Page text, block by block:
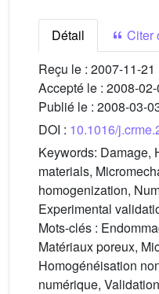
Détail
Citer
Reçu le : 2007-11-21
Accepté le : 2008-02-
Publié le : 2008-03-
DOI : 10.1016/
Keywords: Damage,
materials,
homogenization,
Experimental
Mots-clés :
Matériaux poreux,
Homogénéisation
numérique,